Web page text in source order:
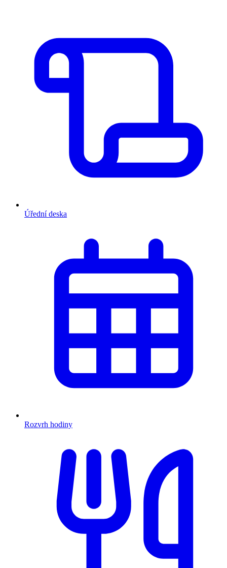
Úřední deska
Rozvrh hodiny